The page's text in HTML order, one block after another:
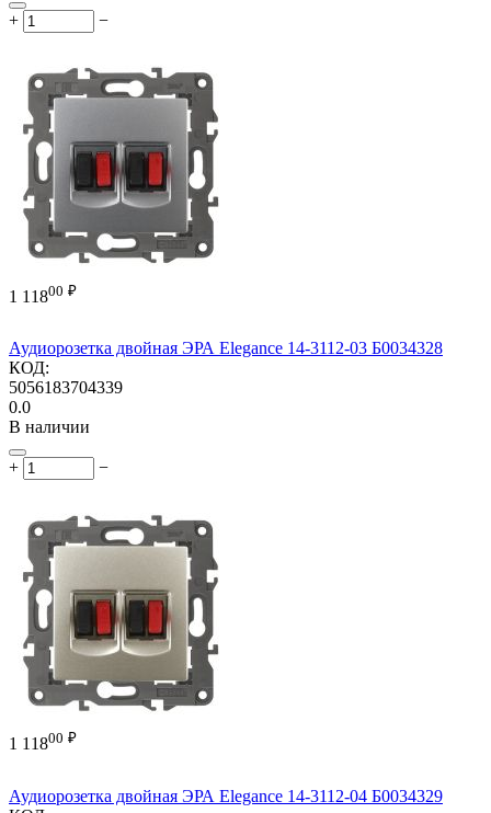
+ −
1 11800 ₽
Аудиорозетка двойная ЭРА Elegance 14-3112-03 Б0034328
КОД:
5056183704339
0.0
В наличии
+ −
1 11800 ₽
Аудиорозетка двойная ЭРА Elegance 14-3112-04 Б0034329